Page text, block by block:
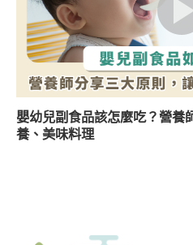
嬰幼兒副食品該怎麼吃？營養
養、美味料理